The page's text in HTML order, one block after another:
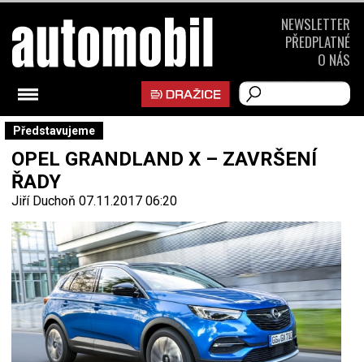
Představujeme
OPEL GRANDLAND X – ZAVRŠENÍ
ŘADY
Jiří Duchoň 07.11.2017 06:20
NEWSLETTER
PŘEDPLATNÉ
O NÁS